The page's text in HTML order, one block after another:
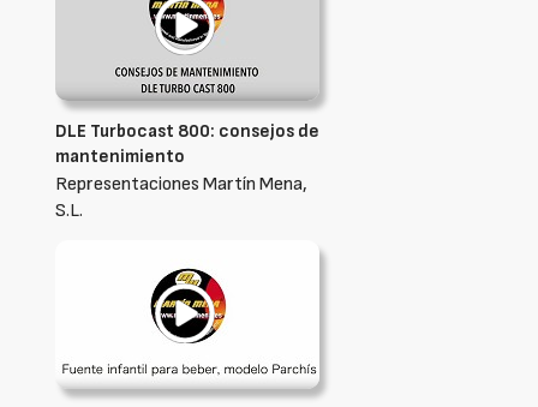
DLE Turbocast 800: consejos de
mantenimiento
Representaciones Martín Mena,
S.L.